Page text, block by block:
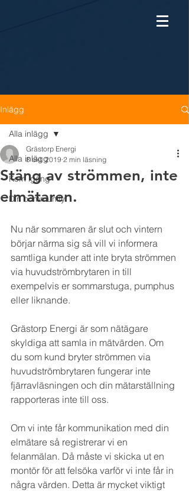
Inlägg
Alla inlägg
Kom igång
Din community
Alla inlägg
Stäng av strömmen, inte
elmätaren.
Grästorp Energi
8 okt. 2019 2 min läsning
Nu när sommaren är slut och vintern
börjar närma sig så vill vi informera
samtliga kunder att inte bryta strömmen
via huvudströmbrytaren in till
exempelvis er sommarstuga, pumphus
eller liknande.
Grästorp Energi är som nätägare
skyldiga att samla in mätvärden. Om
du som kund bryter strömmen via
huvudströmbrytaren fungerar inte
fjärravläsningen och din mätarställning
rapporteras inte till oss.
Om vi inte får kommunikation med din
elmätare så registrerar vi en
felanmälan. Då måste vi skicka ut en
montör för att felsöka varför vi inte får in
några värden. Detta är mycket viktigt